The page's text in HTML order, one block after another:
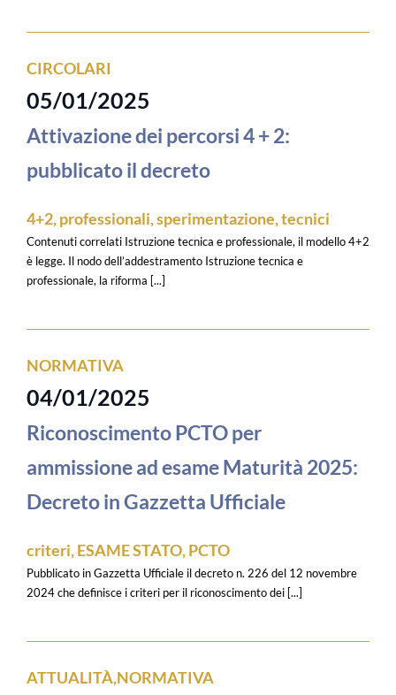
CIRCOLARI
05/01/2025
Attivazione dei percorsi 4 + 2:
pubblicato il decreto
4+2,professionali,sperimentazione,tecnici
Contenuti correlati Istruzione tecnica e professionale, il modello 4+2
è legge. Il nodo dell’addestramento Istruzione tecnica e
professionale, la riforma [...]
NORMATIVA
04/01/2025
Riconoscimento PCTO per
ammissione ad esame Maturità 2025:
Decreto in Gazzetta Ufficiale
criteri,ESAME STATO,PCTO
Pubblicato in Gazzetta Ufficiale il decreto n. 226 del 12 novembre
2024 che definisce i criteri per il riconoscimento dei [...]
ATTUALITÀ,NORMATIVA